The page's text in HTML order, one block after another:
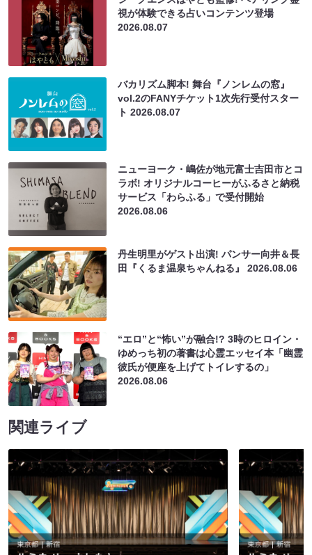
視が体験できる占いコンテンツ登場
2026.08.07
バカリズム脚本! 舞台『ノンレムの窓』
vol.2のFANYチケット1次先行受付スター
ト2026.08.07
ニューヨーク・嶋佐が地元富士吉田市とコ
ラボ! オリジナルコーヒーがふるさと納税
サービス「わらふる」で受付開始
2026.08.06
丹生明里がゲスト出演! パンサー向井＆長
田『くるま温泉ちゃんねる』2026.08.06
“エロ”と“怖い”が融合!? 3時のヒロイン・
ゆめっち初の著書は心霊エッセイ本「幽霊
彼氏が便座を上げてトイレするの」
2026.08.06
関連ライブ